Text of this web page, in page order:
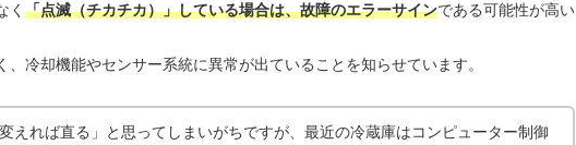
く 「点滅（チカチカ）」している場合は、故障のエラーサインである可能性が高い
、冷却機能やセンサー系統に異常が出ていることを知らせています。
変えれば直る」と思ってしまいがちですが、最近の冷蔵庫はコンピューター制御